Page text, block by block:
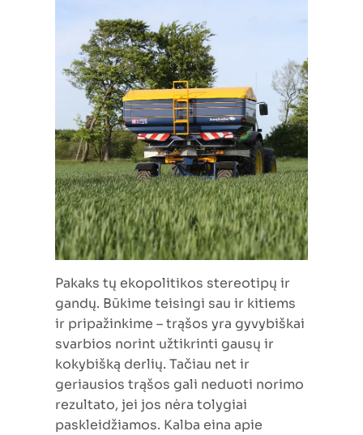
Pakaks tų ekopolitikos stereotipų ir
gandų. Būkime teisingi sau ir kitiems
ir pripažinkime – trąšos yra gyvybiškai
svarbios norint užtikrinti gausų ir
kokybišką derlių. Tačiau net ir
geriausios trąšos gali neduoti norimo
rezultato, jei jos nėra tolygiai
paskleidžiamos. Kalba eina apie